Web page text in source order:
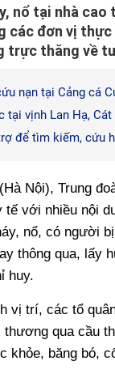
nổ tại nhà
các đơn vị
trực thăng về
nạn tại Cảng cá
vịnh Lan Hạ, Cát
để tìm kiếm,
Nội), Trung
tế với nhiều nội
nổ, có người
thông qua, lấy
huy.
vị trí, các tổ
qua cầu
khỏe, băng bó,